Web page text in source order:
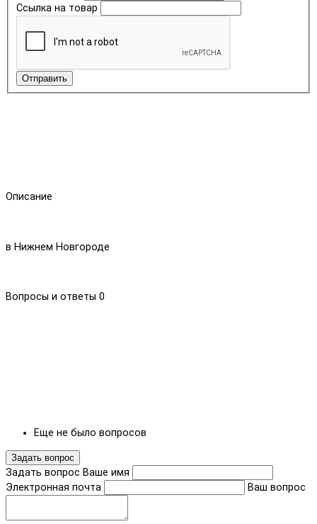
Ссылка на товар
Отправить
Описание
в Нижнем Новгороде
Вопросы и ответы 0
Еще не было вопросов
Задать вопрос
Задать вопрос Ваше имя
Электронная почта
Ваш вопрос